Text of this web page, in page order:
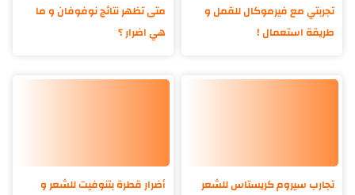
تجربتي مع فيرموكال للقمل و
طريقة استعمال !
متى تظهر نتائج نوفوفان و ما
هي اضرار ؟
تجارب سيروم كريستاس للشعر
أضرار قطرة بتنوفيت للشعر و